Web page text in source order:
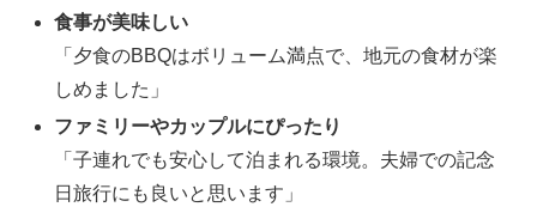
食事が美味しい
「夕食のBBQはボリューム満点で、地元の食材が楽
しめました」
ファミリーやカップルにぴったり
「子連れでも安心して泊まれる環境。夫婦での記念
日旅行にも良いと思います」